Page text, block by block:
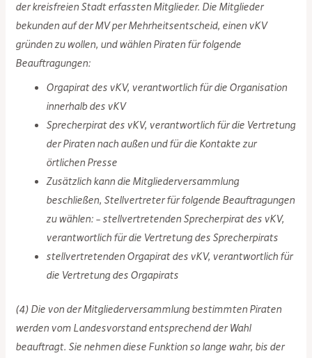
der kreisfreien Stadt erfassten Mitglieder. Die Mitglieder
bekunden auf der MV per Mehrheitsentscheid, einen vKV
gründen zu wollen, und wählen Piraten für folgende
Beauftragungen:
Orgapirat des vKV, verantwortlich für die Organisation
innerhalb des vKV
Sprecherpirat des vKV, verantwortlich für die Vertretung
der Piraten nach außen und für die Kontakte zur
örtlichen Presse
Zusätzlich kann die Mitgliederversammlung
beschließen, Stellvertreter für folgende Beauftragungen
zu wählen: – stellvertretenden Sprecherpirat des vKV,
verantwortlich für die Vertretung des Sprecherpirats
stellvertretenden Orgapirat des vKV, verantwortlich für
die Vertretung des Orgapirats
(4) Die von der Mitgliederversammlung bestimmten Piraten
werden vom Landesvorstand entsprechend der Wahl
beauftragt. Sie nehmen diese Funktion so lange wahr, bis der